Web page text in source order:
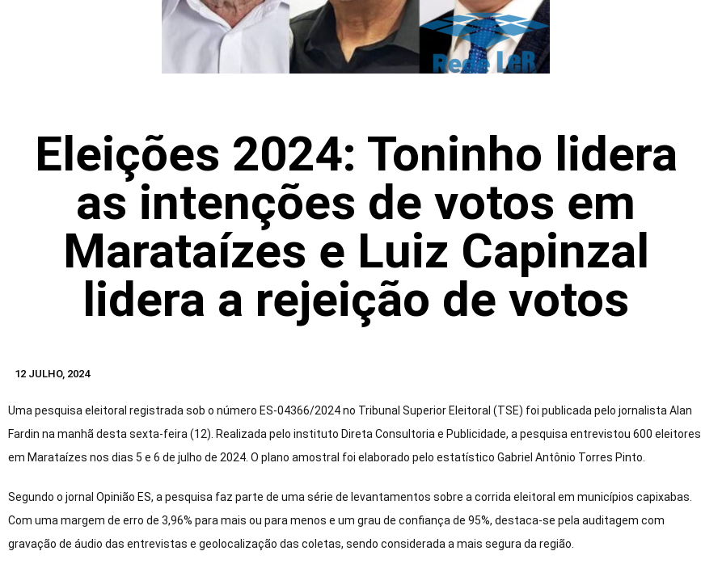
Eleições 2024: Toninho lidera
as intenções de votos em
Marataízes e Luiz Capinzal
lidera a rejeição de votos
12 JULHO, 2024
Uma pesquisa eleitoral registrada sob o número ES-04366/2024 no Tribunal Superior Eleitoral (TSE) foi publicada pelo jornalista Alan
Fardin na manhã desta sexta-feira (12). Realizada pelo instituto Direta Consultoria e Publicidade, a pesquisa entrevistou 600 eleitores
em Marataízes nos dias 5 e 6 de julho de 2024. O plano amostral foi elaborado pelo estatístico Gabriel Antônio Torres Pinto.
Segundo o jornal Opinião ES, a pesquisa faz parte de uma série de levantamentos sobre a corrida eleitoral em municípios capixabas.
Com uma margem de erro de 3,96% para mais ou para menos e um grau de confiança de 95%, destaca-se pela auditagem com
gravação de áudio das entrevistas e geolocalização das coletas, sendo considerada a mais segura da região.